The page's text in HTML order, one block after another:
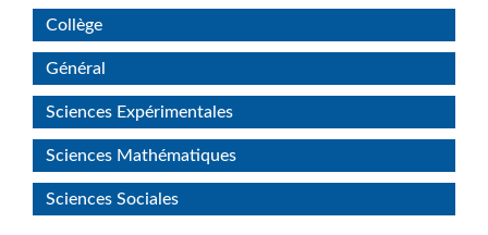
Collège
Général
Sciences Expérimentales
Sciences Mathématiques
Sciences Sociales